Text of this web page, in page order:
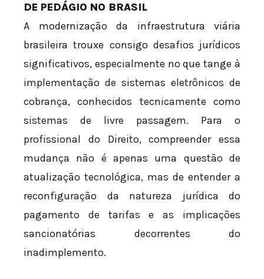
DE PEDÁGIO NO BRASIL
A modernização da infraestrutura viária
brasileira trouxe consigo desafios jurídicos
significativos, especialmente no que tange à
implementação de sistemas eletrônicos de
cobrança, conhecidos tecnicamente como
sistemas de livre passagem. Para o
profissional do Direito, compreender essa
mudança não é apenas uma questão de
atualização tecnológica, mas de entender a
reconfiguração da natureza jurídica do
pagamento de tarifas e as implicações
sancionatórias decorrentes do
inadimplemento.